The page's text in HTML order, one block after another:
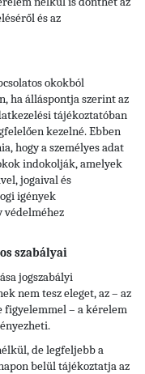
és az
okokból
ha álláspontja szerint az
tájékoztatóban
kezelné. Ebben
hogy a személyes adat
indokolják, amelyek
jogaival és
igények
védelméhez
szabályai
jogszabályi
nem tesz eleget, az – az
figyelemmel – a kérelem
de legfeljebb a
belül tájékoztatja az